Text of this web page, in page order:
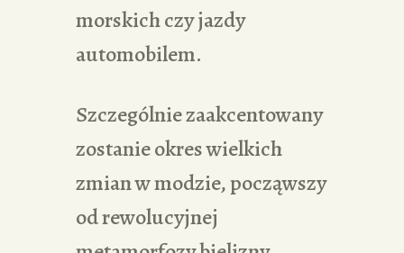
morskich czy jazdy
automobilem.
Szczególnie zaakcentowany
zostanie okres wielkich
zmian w modzie, począwszy
od rewolucyjnej